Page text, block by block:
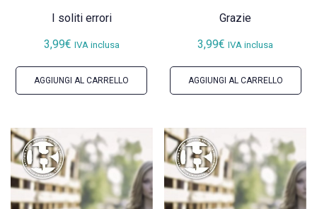
I soliti errori
3,99€ IVA inclusa
AGGIUNGI AL CARRELLO
Grazie
3,99€ IVA inclusa
AGGIUNGI AL CARRELLO